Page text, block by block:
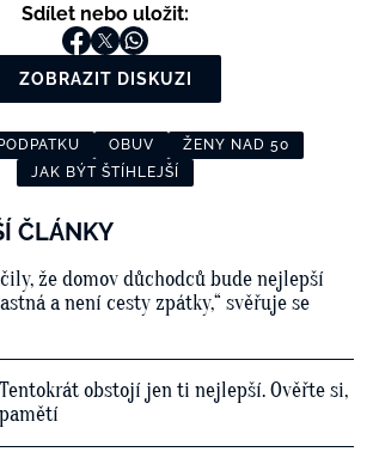
Sdílet nebo uložit:
ZOBRAZIT DISKUZI
OBUV
ŽENY NAD 50
JAK BÝT ŠTÍHLEJŠÍ
ČLÁNKY
že domov důchodců bude nejlepší
a není cesty zpátky,“ svěřuje se
obstojí jen ti nejlepší. Ověřte si,